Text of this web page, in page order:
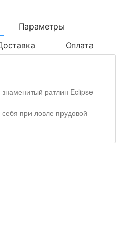
Параметры
Оплата
ратлин Eclipse
при ловле прудовой